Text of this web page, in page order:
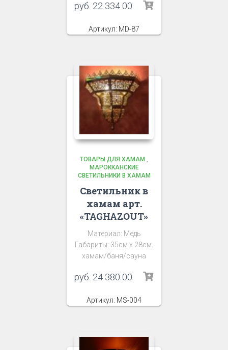
руб. 22 334 00
Артикул: MD-87
ТОВАРЫ ДЛЯ ХАМАМ ,
МАРОККАНСКИЕ
СВЕТИЛЬНИКИ В ХАМАМ
Светильник в
хамам арт.
«TAGHAZOUT»
Материал: Медь
Габариты: 35см х 28см.
хамам/баня/сауна
руб. 24 380 00
Артикул: MS-004